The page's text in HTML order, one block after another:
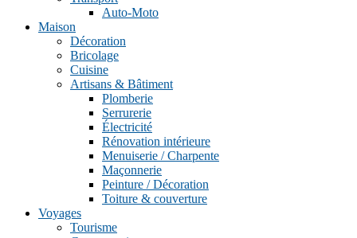
Auto-Moto
Maison
Décoration
Bricolage
Cuisine
Artisans & Bâtiment
Plomberie
Serrurerie
Électricité
Rénovation intérieure
Menuiserie / Charpente
Maçonnerie
Peinture / Décoration
Toiture & couverture
Voyages
Tourisme